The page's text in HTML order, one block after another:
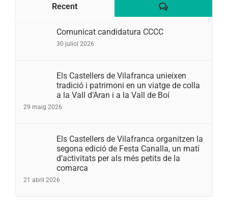
Recent Comentaris
Comunicat candidatura CCCC
30 juliol 2026
Els Castellers de Vilafranca unieixen
tradició i patrimoni en un viatge de colla
a la Vall d’Aran i a la Vall de Boí
29 maig 2026
Els Castellers de Vilafranca organitzen la
segona edició de Festa Canalla, un matí
d’activitats per als més petits de la
comarca
21 abril 2026